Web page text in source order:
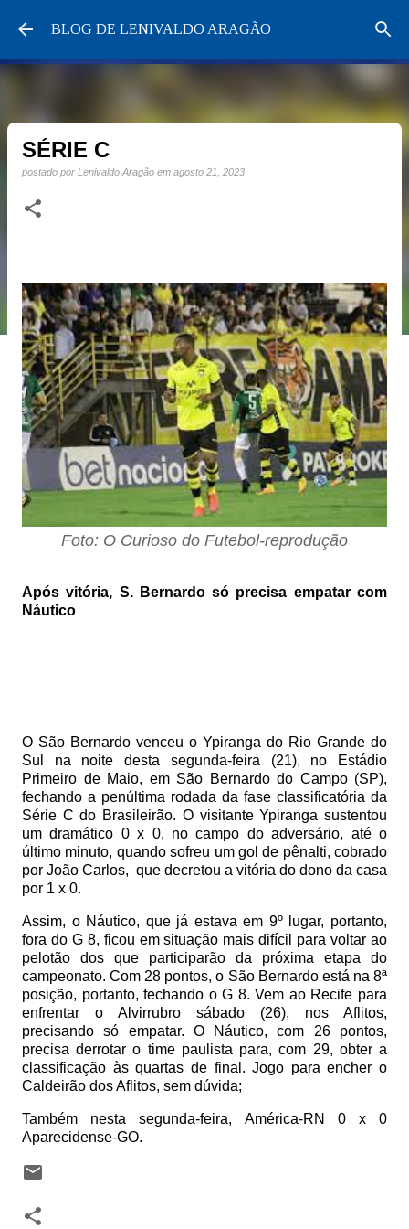
Pular para o conteúdo principal
BLOG DE LENIVALDO ARAGÃO
SÉRIE C
postado por Lenivaldo Aragão em agosto 21, 2023
Foto: O Curioso do Futebol-reprodução
Após vitória, S. Bernardo só precisa empatar com
Náutico
O São Bernardo venceu o Ypiranga do Rio Grande do
Sul na noite desta segunda-feira (21), no Estádio
Primeiro de Maio, em São Bernardo do Campo (SP),
fechando a penúltima rodada da fase classificatória da
Série C do Brasileirão. O visitante Ypiranga sustentou
um dramático 0 x 0, no campo do adversário, até o
último minuto, quando sofreu um gol de pênalti, cobrado
por João Carlos, que decretou a vitória do dono da casa
por 1 x 0.
Assim, o Náutico, que já estava em 9º lugar, portanto,
fora do G 8, ficou em situação mais difícil para voltar ao
pelotão dos que participarão da próxima etapa do
campeonato. Com 28 pontos, o São Bernardo está na 8ª
posição, portanto, fechando o G 8. Vem ao Recife para
enfrentar o Alvirrubro sábado (26), nos Aflitos,
precisando só empatar. O Náutico, com 26 pontos,
precisa derrotar o time paulista para, com 29, obter a
classificação às quartas de final. Jogo para encher o
Caldeirão dos Aflitos, sem dúvida;
Também nesta segunda-feira, América-RN 0 x 0
Aparecidense-GO.